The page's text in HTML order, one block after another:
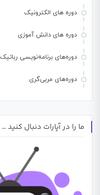
دوره های الکترونیک
دوره های دانش آموزی
دوره‌های برنامه‌نویسی رباتیک
دوره‌های مربی‌گری
ما را در آپارات دنبال کنید …